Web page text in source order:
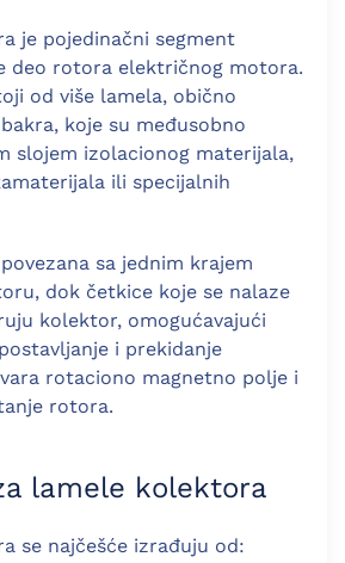
je pojedinačni segment
deo rotora električnog motora.
od više lamela, obično
koje su međusobno
slojem izolacionog materijala,
ili specijalnih
sa jednim krajem
dok četkice koje se nalaze
kolektor, omogućavajući
i prekidanje
rotaciono magnetno polje i
rotora.
lamele kolektora
se najčešće izrađuju od: